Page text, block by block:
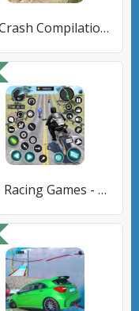
Car Crash Compilation Game
Bike Racing Games - Bike Game